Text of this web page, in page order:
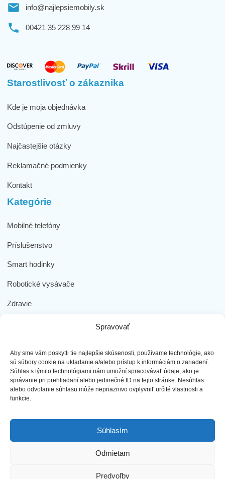
Spravovať
Aby sme vám poskytli tie najlepšie skúsenosti, používame technológie, ako
sú súbory cookie na ukladanie a/alebo prístup k informáciám o zariadení.
Súhlas s týmito technológiami nám umožní spracovávať údaje, ako je
správanie pri prehliadaní alebo jedinečné ID na tejto stránke. Nesúhlas
alebo odvolanie súhlasu môže nepriaznivo ovplyvniť určité vlastnosti a
funkcie.
Súhlasím
Odmietam
Predvoľby
info@najlepsiemobily.sk
00421 35 228 99 14
Starostlivosť o zákaznika
Kde je moja objednávka
Odstúpenie od zmluvy
Najčastejšie otázky
Reklamačné podmienky
Kontakt
Kategórie
Mobilné telefóny
Príslušenstvo
Smart hodinky
Robotické vysávače
Zdravie
Dôležité odkazy
Obchodné podmienky
Ochrana osobných údajov
Doprava a platba
Reklamácia tovaru